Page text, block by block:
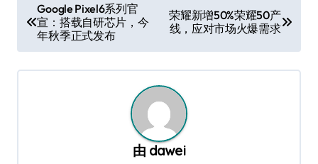
章
导
航
Google Pixel6系列官
宣：搭载自研芯片，今
年秋季正式发布
荣耀新增50%荣耀50产
线，应对市场火爆需求
由 dawei